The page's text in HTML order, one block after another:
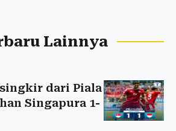
Lainnya
dari Piala
Singapura 1-